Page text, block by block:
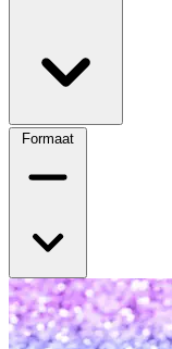
Formaat